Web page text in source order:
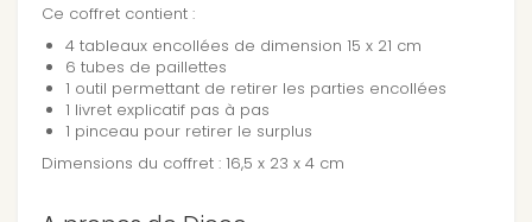
Ce coffret contient :
4 tableaux encollées de dimension 15 x 21 cm
6 tubes de paillettes
1 outil permettant de retirer les parties encollées
1 livret explicatif pas à pas
1 pinceau pour retirer le surplus
Dimensions du coffret : 16,5 x 23 x 4 cm